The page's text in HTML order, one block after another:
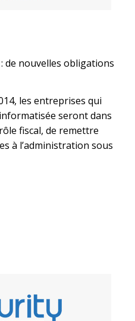
de nouvelles obligations
les entreprises qui
seront dans
fiscal, de remettre
à l’administration sous